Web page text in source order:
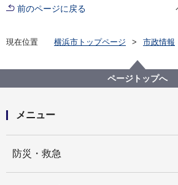
前のページに戻る
現在位置 横浜市トップページ
市政情報
環境への取組
20260304 JSTさくらサイエンス
立高雄大学に講義を実施
ページトップへ
メニュー
防災・救急